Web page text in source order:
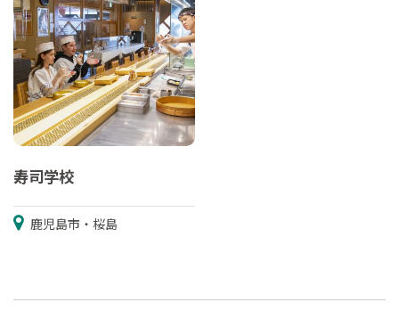
寿司学校
鹿児島市・桜島